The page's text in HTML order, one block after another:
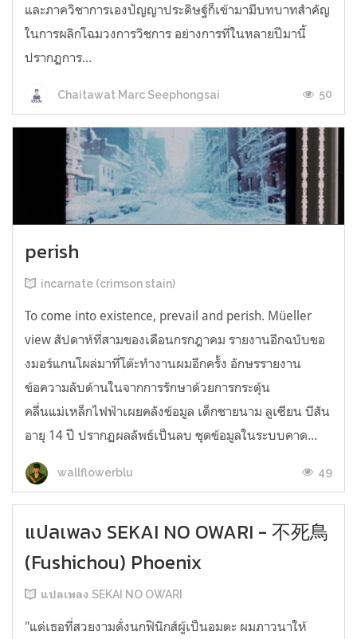
และภาควิชาการเองปัญญาประดิษฐ์ก็เข้ามามีบทบาทสำคัญ
ในการผลิกโฉมวงการวิชการ อย่างการที่ในหลายปีมานี้
ปรากฏการ...
Chaitawat Marc Seephongsai 50
perish
incarnate (crimson stain)
To come into existence, prevail and perish. Müeller
view สัปดาห์ที่สามของเดือนกรกฎาคม รายงานอีกฉบับขอ
งมอร์แกนโผล่มาที่โต๊ะทำงานผมอีกครั้ง อักษรรายงาน
ข้อความลับด้านในจากการรักษาด้วยการกระตุ้น
คลื่นแม่เหล็กไฟฟ้าเผยคลังข้อมูล เด็กชายนาม ลูเซียน บีสัน
อายุ 14 ปี ปรากฏผลลัพธ์เป็นลบ ชุดข้อมูลในระบบคาด...
wallflowerblu 49
แปลเพลง SEKAI NO OWARI - 不死鳥
(Fushichou) Phoenix
แปลเพลง SEKAI NO OWARI
"แด่เธอที่สวยงามดั่งนกฟินิกส์ผู้เป็นอมตะ ผมภาวนาให้